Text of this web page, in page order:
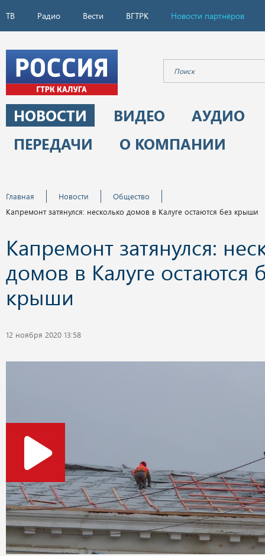
ТВ Радио Вести ВГТРК Новости партнёров
НОВОСТИ ВИДЕО
АУДИО
ПЕРЕДАЧИ
О КОМПАНИИ
Главная Новости
Общество
Капремонт затянулся: несколько домов в Калуге остаются без крыши
Капремонт затянулся:
домов в Калуге остаются
крыши
12 ноября 2020 13:58